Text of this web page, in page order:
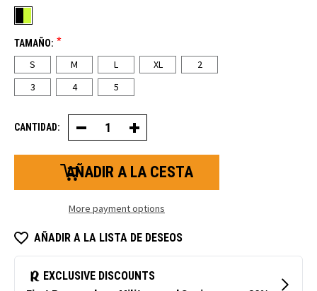
TAMAÑO: *
S M L XL
2
3
4 5
CANTIDAD: Reducir
la
cantidad
de
monos
peto
FrostFlex®
Aumentar
la
cantidad
monos
peto
FrostFlex®
More payment options
AÑADIR A LA LISTA DE DESEOS